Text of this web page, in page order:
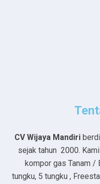
CV Wijaya Mandiri
sejak tahun 2000.
kompor gas Tanam /
tungku, 5 tungku ,